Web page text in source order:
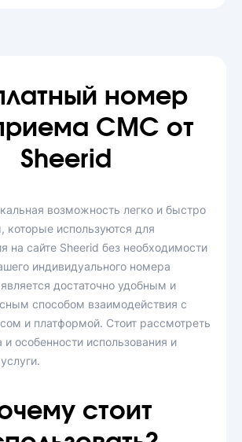
номер
СМС от
Sheerid
возможность легко и быстро
которые используются для
на сайте Sheerid без необходимости
индивидуального номера
достаточно удобным и
способом взаимодействия с
и платформой. Стоит рассмотреть
особенности использования и
стоит